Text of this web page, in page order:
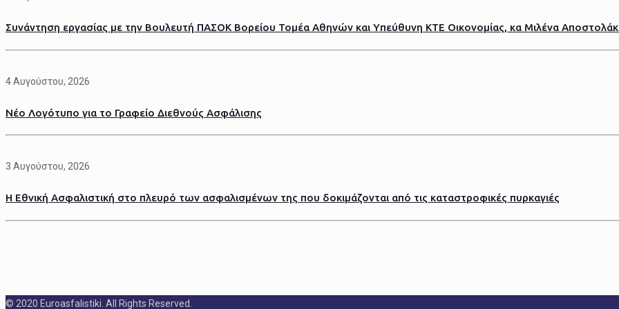
Συνάντηση εργασίας με την Βουλευτή ΠΑΣΟΚ Βορείου Τομέα Αθηνών και Υπεύθυνη ΚΤΕ Οικονομίας, κα Μιλένα
4 Αυγούστου, 2026
Νέο Λογότυπο για το Γραφείο Διεθνούς Ασφάλισης
3 Αυγούστου, 2026
Η Εθνική Ασφαλιστική στο πλευρό των ασφαλισμένων της που δοκιμάζονται από τις καταστροφικές πυρκαγιές
© 2020 Euroasfalistiki. All Rights Reserved.